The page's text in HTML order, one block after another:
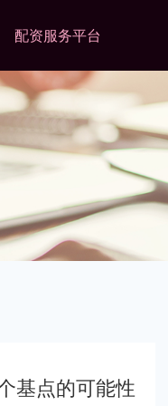
配资服务平台
基点的可能性